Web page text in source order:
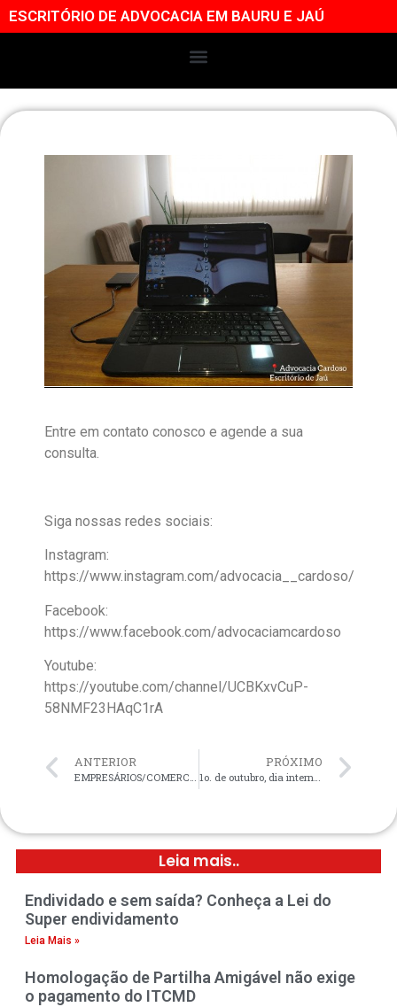
ESCRITÓRIO DE ADVOCACIA EM BAURU E JAÚ
Entre em contato conosco e agende a sua
consulta.
Siga nossas redes sociais:
Instagram:
https://www.instagram.com/advocacia__cardoso/
Facebook:
https://www.facebook.com/advocaciamcardoso
Youtube:
https://youtube.com/channel/UCBKxvCuP-
58NMF23HAqC1rA
ANTERIOR
EMPRESÁRIOS/COMERCIANTES PODEM INGRESSAR NA JUSTIÇA E PEDIR REVISÃO DOS CONTRATOS QUANDO TERMINAR ESSA ÉPOCA DE CORONA VÍRUS.
PRÓXIMO
1o. de outubro, dia internacional do idoso
Leia mais..
Endividado e sem saída? Conheça a Lei do
Super endividamento
Leia Mais »
Homologação de Partilha Amigável não exige
o pagamento do ITCMD